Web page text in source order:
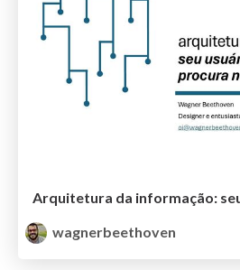
wagnerbeethoven